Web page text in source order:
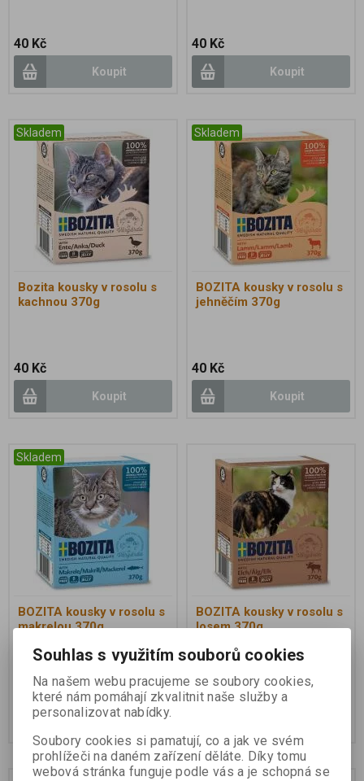
40 Kč
Koupit
40 Kč
Koupit
Skladem
Bozita kousky v rosolu s
kachnou 370g
40 Kč
Koupit
Skladem
BOZITA kousky v rosolu s
jehněčím 370g
40 Kč
Koupit
Skladem
BOZITA kousky v rosolu s
makrelou 370g
40 Kč
Koupit
BOZITA kousky v rosolu s
losem 370g
40 Kč
Souhlas s využitím souborů cookies
Na našem webu pracujeme se soubory cookies,
které nám pomáhají zkvalitnit naše služby a
personalizovat nabídky.
Soubory cookies si pamatují, co a jak ve svém
prohlížeči na daném zařízení děláte. Díky tomu
webová stránka funguje podle vás a je schopná se